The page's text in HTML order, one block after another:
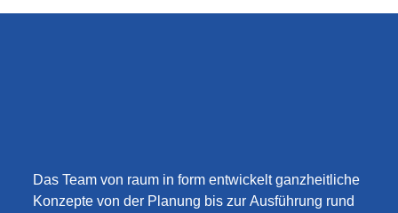
Das Team von raum in form entwickelt ganzheitliche
Konzepte von der Planung bis zur Ausführung rund